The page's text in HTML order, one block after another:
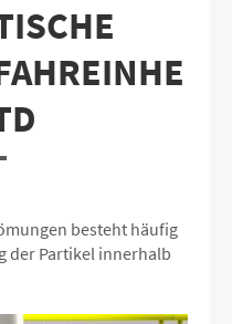
besteht häufig
der Partikel innerhalb